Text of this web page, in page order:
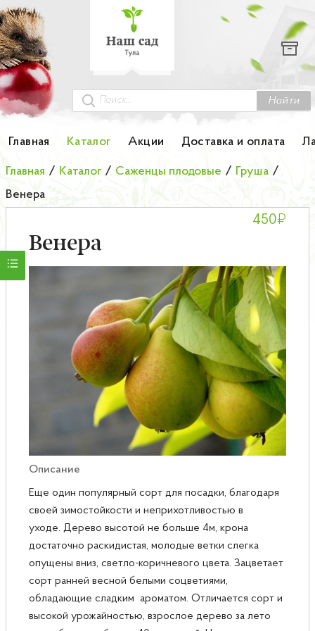
Найти
Главная Каталог Акции Доставка и оплата
Каталог
Гортензии
Грунты
Колоновидные деревья
Лук-севок
Малина
Мини-деревья
НОВИНКА Английские и Японские розы
Саженцы плодовые
Главная / Каталог / Саженцы плодовые / Груша /
Венера
Венера
450₽
Описание
Еще один популярный сорт для посадки, благодаря
своей зимостойкости и неприхотливостью в
уходе. Дерево высотой не больше 4м, крона
достаточно раскидистая, молодые ветки слегка
опущены вниз, светло-коричневого цвета. Зацветает
сорт ранней весной белыми соцветиями,
обладающие сладким ароматом. Отличается сорт и
высокой урожайностью, взрослое дерево за лето